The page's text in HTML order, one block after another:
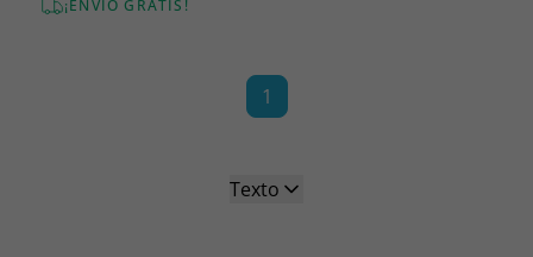
¡ENVÍO GRATIS!
1
Texto